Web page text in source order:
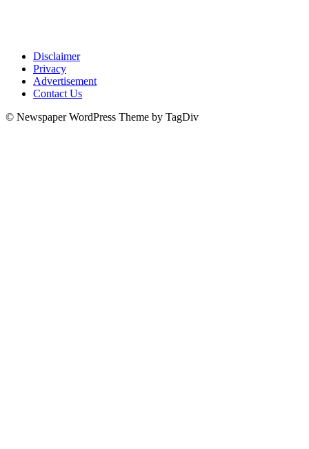
Disclaimer
Privacy
Advertisement
Contact Us
© Newspaper WordPress Theme by TagDiv